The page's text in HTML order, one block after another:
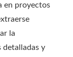
en proyectos
la
detalladas y